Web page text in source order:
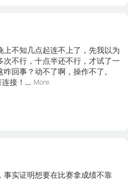
上不知几点起连不上了，先我以为
次不行，十点半还不行，才试了一
回事？动不了啊，操作不了。
接！... More
事实证明想要在比赛拿成绩不靠